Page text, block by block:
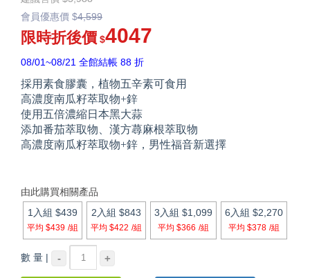
會員優惠價 $4,599
限時折後價 $4047
08/01~08/21 全館結帳 88 折
採用素食膠囊，植物五辛素可食用
高濃度南瓜籽萃取物+鋅
使用五倍濃縮日本黑大蒜
添加番茄萃取物、漢方蕁麻根萃取物
高濃度南瓜籽萃取物+鋅，男性福音新選擇
由此購買相關產品
1入組 $439
平均 $439 /組
2入組 $843
平均 $422 /組
3入組 $1,099
平均 $366 /組
6入組 $2,270
平均 $378 /組
數 量 | - +